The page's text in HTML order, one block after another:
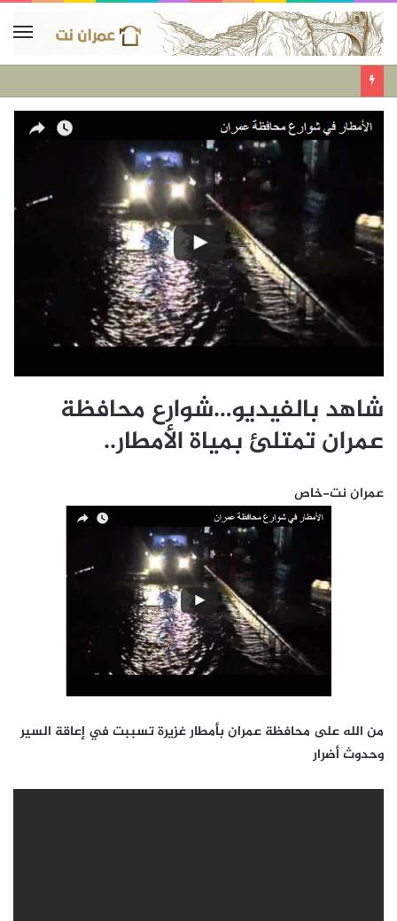
شاهد بالفيديو…شوارع محافظة
عمران تمتلئ بمياة الأمطار..
عمران نت-خاص
من الله على محافظة عمران بأمطار غزيرة تسببت في إعاقة السير
وحدوث أضرار